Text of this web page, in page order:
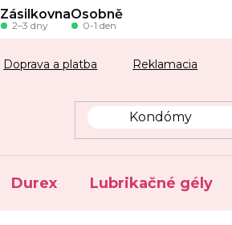
Zásilkovna
2–3 dny
Osobně
0-1 den
Doprava a platba Reklamacia
Durex Lubrikačné gély